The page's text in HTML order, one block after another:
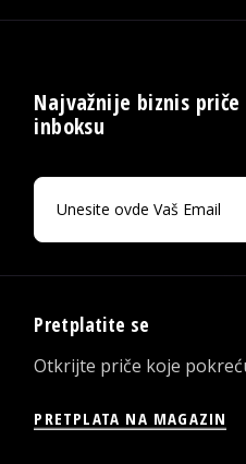
Najvažnije biznis
inboksu
Pretplatite se
Otkrijte priče koje
PRETPLATA NA MAGAZIN